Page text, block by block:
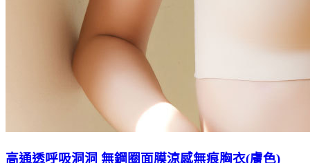
高通透呼吸洞洞 無鋼圈面膜涼感無痕胸衣(膚色)